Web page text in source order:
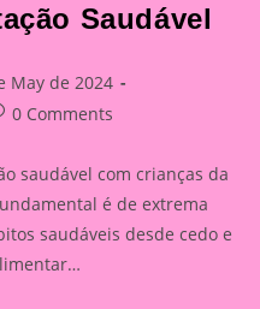
Saudável
May de 2024
0 Comments
saudável com crianças da
é de extrema
saudáveis desde cedo e